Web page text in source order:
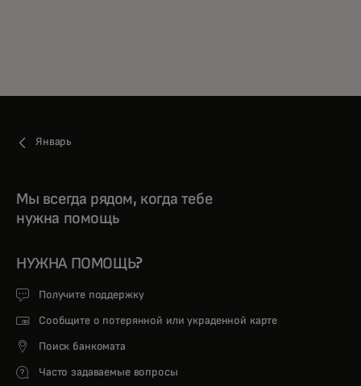
Январь
Мы всегда рядом, когда тебе
нужна помощь
НУЖНА ПОМОЩЬ?
Получите поддержку
Сообщите о потерянной или украденной карте
Поиск банкомата
Часто задаваемые вопросы